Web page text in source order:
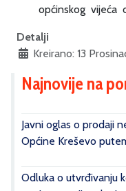
općinskog vijeća
Detalji
Kreirano: 13
Najnovije na
Javni oglas o prodaji
Općine Kreševo
Odluka o utvrđivanju